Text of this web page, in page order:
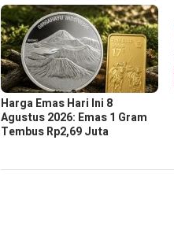
Harga Emas Hari Ini 8
Agustus 2026: Emas 1 Gram
Tembus Rp2,69 Juta